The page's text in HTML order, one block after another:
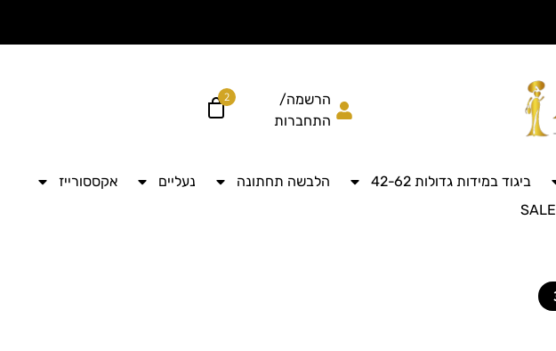
הרשמה/
התחברות
2
ביגוד במידות גדולות 42-62 הלבשה תחתונה נעליים
אקססורייז
SALE